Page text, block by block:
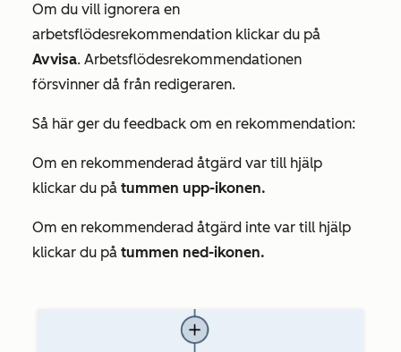
Om du vill ignorera en
arbetsflödesrekommendation klickar du på
Avvisa. Arbetsflödesrekommendationen
försvinner då från redigeraren.
Så här ger du feedback om en rekommendation:
Om en rekommenderad åtgärd var till hjälp
klickar du på tummen upp-ikonen.
Om en rekommenderad åtgärd inte var till hjälp
klickar du på tummen ned-ikonen.